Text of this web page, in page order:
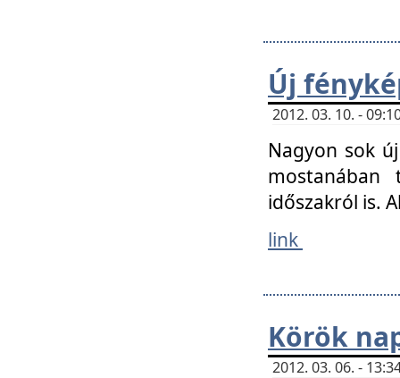
Új
2012. 03. 10. -
Nagyon sok
mostanában
időszakról is.
link
Körök
2012. 03. 06. -